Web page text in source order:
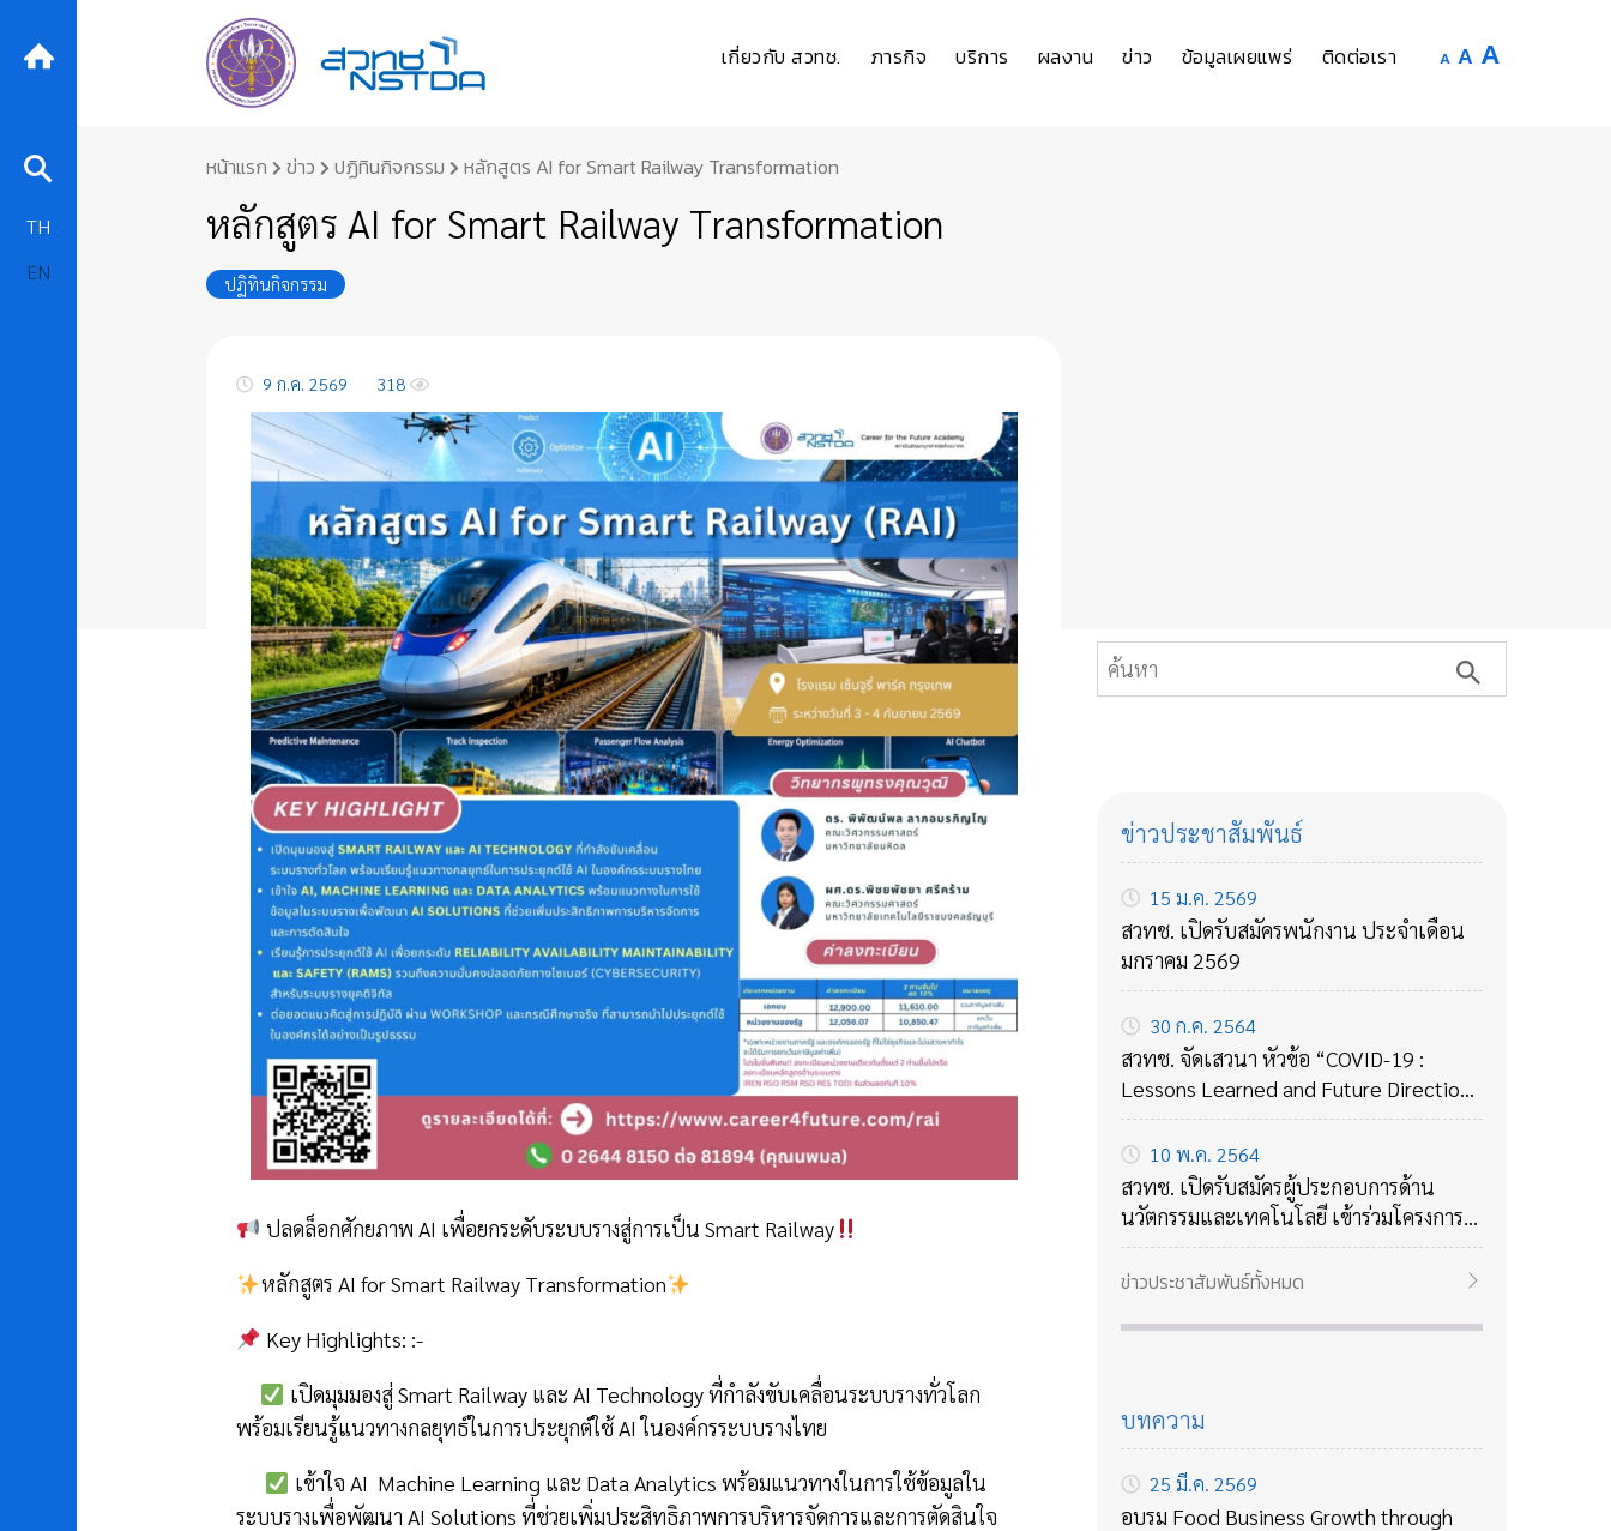
to
เกี่ยวกับ สวทช. ภารกิจ บริการ ผลงาน ข่าว ข้อมูลเผยแพร่ ติดต่อเรา A Decrease
A Reset
A
หน้าแรก ข่าว ปฏิทินกิจกรรม หลักสูตร AI for Smart Railway Transformation
หลักสูตร AI for Smart Railway Transformation
ปฏิทินกิจกรรม
9 ก.ค. 2569 318
ปลดล็อกศักยภาพ AI เพื่อยกระดับระบบรางสู่การเป็น Smart Railway
หลักสูตร AI for Smart Railway Transformation
Key Highlights: :-
เปิดมุมมองสู่ Smart Railway และ AI Technology ที่กำลังขับเคลื่อนระบบรางทั่วโลก
พร้อมเรียนรู้แนวทางกลยุทธ์ในการประยุกต์ใช้ AI ในองค์กรระบบรางไทย
เข้าใจ AI Machine Learning และ Data Analytics พร้อมแนวทางในการใช้ข้อมูลใน
ระบบรางเพื่อพัฒนา AI Solutions ที่ช่วยเพิ่มประสิทธิภาพการบริหารจัดการและการตัดสินใจ
ข่าวประชาสัมพันธ์
15 ม.ค. 2569
สวทช. เปิดรับสมัครพนักงาน ประจำเดือน
มกราคม 2569
30 ก.ค. 2564
สวทช. จัดเสวนา หัวข้อ “COVID-19 :
Lessons Learned and Future Directions
ถอดบทเรียนจาก COVID-19 กับแนวทาง
รับมือกับโรคร้ายใหม่ๆในอนาคต
10 พ.ค. 2564
สวทช. เปิดรับสมัครผู้ประกอบการด้าน
นวัตกรรมและเทคโนโลยี เข้าร่วมโครงการ
บ่มเพาะธุรกิจเทคโนโลยี ปี 2564
ข่าวประชาสัมพันธ์ทั้งหมด
บทความ
25 มี.ค. 2569
อบรม Food Business Growth through
TH
EN